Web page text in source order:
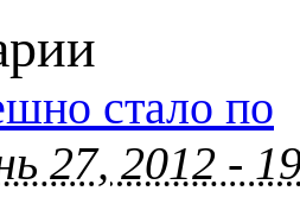
стало по
27, 2012 -